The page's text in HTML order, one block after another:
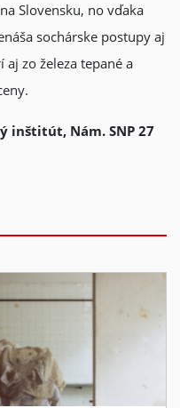
Slovensku, no vďaka
sochárske postupy aj
zo železa tepané a
inštitút, Nám. SNP 27